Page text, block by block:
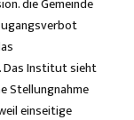
Institut sieht
Stellungnahme
einseitige